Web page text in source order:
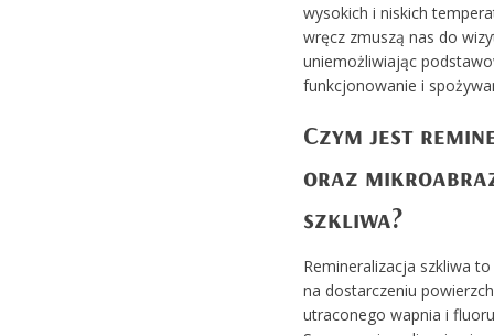
wysokich i niskich
wręcz zmuszą nas do
uniemożliwiając
funkcjonowanie i
Czym jest
oraz
szkliwa?
Remineralizacja szkliwa
na dostarczeniu
utraconego wapnia i